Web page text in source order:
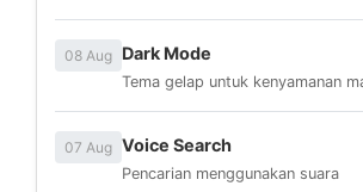
08 Aug Dark Mode
Tema gelap untuk kenyamanan
07 Aug Voice Search
Pencarian menggunakan suara